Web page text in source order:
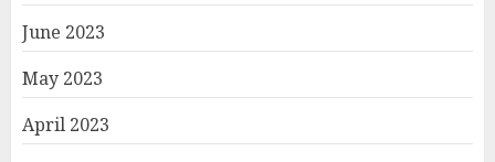
June 2023
May 2023
April 2023